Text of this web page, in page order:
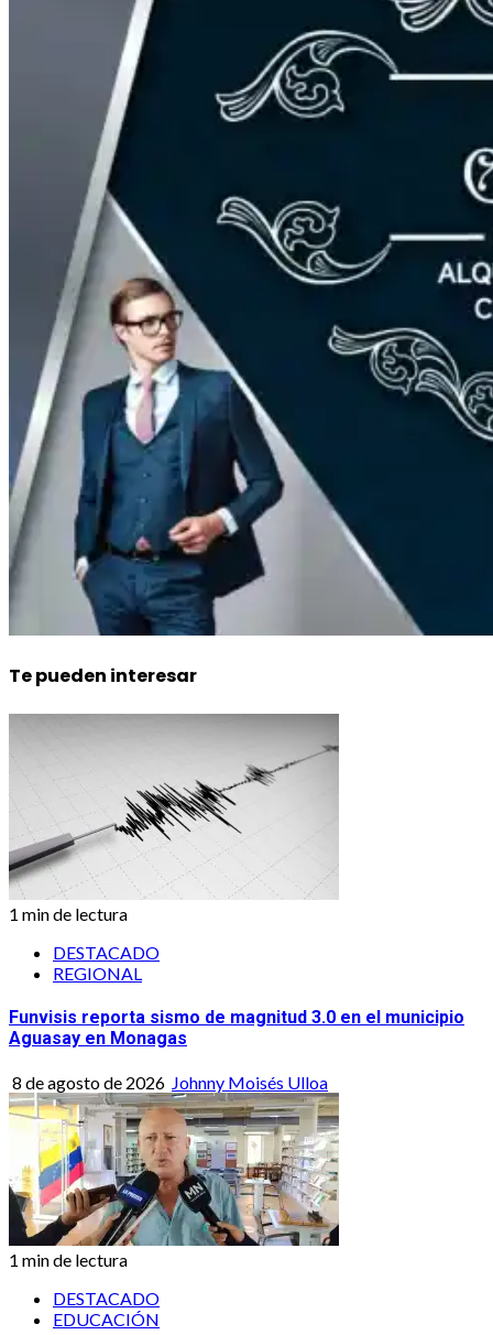
Te pueden interesar
1 min de lectura
DESTACADO
REGIONAL
Funvisis reporta sismo de magnitud 3.0 en el municipio
Aguasay en Monagas
8 de agosto de 2026 Johnny Moisés Ulloa
1 min de lectura
DESTACADO
EDUCACIÓN